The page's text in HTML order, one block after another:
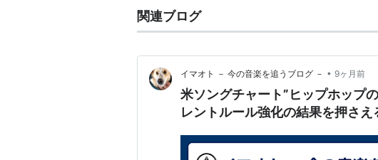
関連ブログ
イマオト － 今の音楽を追うブログ － • 9ヶ月前
米ソングチャート”ヒップホップ
レントルール強化の結果を押さえ